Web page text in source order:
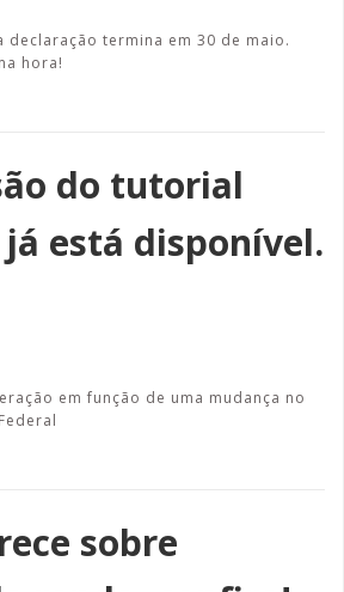
declaração termina em 30 de maio.
hora!
do tutorial
já está disponível.
em função de uma mudança no
sobre